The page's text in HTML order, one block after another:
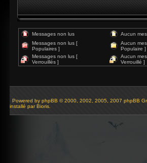
Messages non lus Aucun
Messages non lus [
Populaires ]
Aucun
Populaire ]
Messages non lus [
Verrouillés ]
Aucun
Verrouillé ]
Powered by phpBB © 2000, 2002, 2005, 2007 phpBB
installé par Bioris.